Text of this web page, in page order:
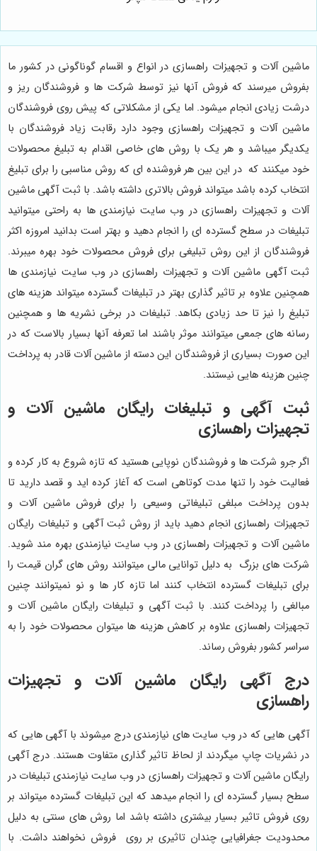
ماشین آلات و تجهیزات راهسازی در انواع و اقسام گوناگونی در کشور ما
بفروش میرسند که فروش آنها نیز توسط شرکت ها و فروشندگان ریز و
درشت زیادی انجام میشود. اما یکی از مشکلاتی که پیش روی فروشندگان
ماشین آلات و تجهیزات راهسازی وجود دارد رقابت زیاد فروشندگان با
یکدیگر میباشد و هر یک با روش های خاصی اقدام به تبلیغ محصولات
خود میکنند که در این بین هر فروشنده ای که روش مناسبی را برای تبلیغ
انتخاب کرده باشد میتواند فروش بالاتری داشته باشد. با ثبت آگهی ماشین
آلات و تجهیزات راهسازی در وب سایت نیازمندی ها به راحتی میتوانید
تبلیغات در سطح گسترده ای را انجام دهید و بهتر است بدانید امروزه اکثر
فروشندگان از این روش تبلیغی برای فروش محصولات خود بهره میبرند.
ثبت آگهی ماشین آلات و تجهیزات راهسازی در وب سایت نیازمندی ها
همچنین علاوه بر تاثیر گذاری بهتر در تبلیغات گسترده میتواند هزینه های
تبلیغ را نیز تا حد زیادی بکاهد. تبلیغات در برخی نشریه ها و همچنین
رسانه های جمعی میتوانند موثر باشند اما تعرفه آنها بسیار بالاست که در
این صورت بسیاری از فروشندگان این دسته از ماشین آلات قادر به پرداخت
چنین هزینه هایی نیستند.
ثبت آگهی و تبلیغات رایگان ماشین آلات و
تجهیزات راهسازی
اگر جرو شرکت ها و فروشندگان نوپایی هستید که تازه شروع به کار کرده و
فعالیت خود را تنها مدت کوتاهی است که آغاز کرده اید و قصد دارید تا
بدون پرداخت مبلغی تبلیغاتی وسیعی را برای فروش ماشین آلات و
تجهیزات راهسازی انجام دهید باید از روش ثبت آگهی و تبلیغات رایگان
ماشین آلات و تجهیزات راهسازی در وب سایت نیازمندی بهره مند شوید.
شرکت های بزرگ به دلیل توانایی مالی میتوانند روش های گران قیمت را
برای تبلیغات گسترده انتخاب کنند اما تازه کار ها و نو نمیتوانند چنین
مبالغی را پرداخت کنند. با ثبت آگهی و تبلیغات رایگان ماشین آلات و
تجهیزات راهسازی علاوه بر کاهش هزینه ها میتوان محصولات خود را به
سراسر کشور بفروش رساند.
درج آگهی رایگان ماشین آلات و تجهیزات
راهسازی
آگهی هایی که در وب سایت های نیازمندی درج میشوند با آگهی هایی که
در نشریات چاپ میگردند از لحاظ تاثیر گذاری متفاوت هستند. درج آگهی
رایگان ماشین آلات و تجهیزات راهسازی در وب سایت نیازمندی تبلیغات در
سطح بسیار گسترده ای را انجام میدهد که این تبلیغات گسترده میتواند بر
روی فروش تاثیر بسیار بیشتری داشته باشد اما روش های سنتی به دلیل
محدودیت جغرافیایی چندان تاثیری بر روی فروش نخواهند داشت. با